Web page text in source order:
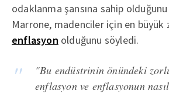
odaklanma şansına sahip
Marrone, madenciler için en büyük
enflasyon olduğunu söyledi.
"Bu endüstrinin önündeki
enflasyon ve enflasyonun nasıl